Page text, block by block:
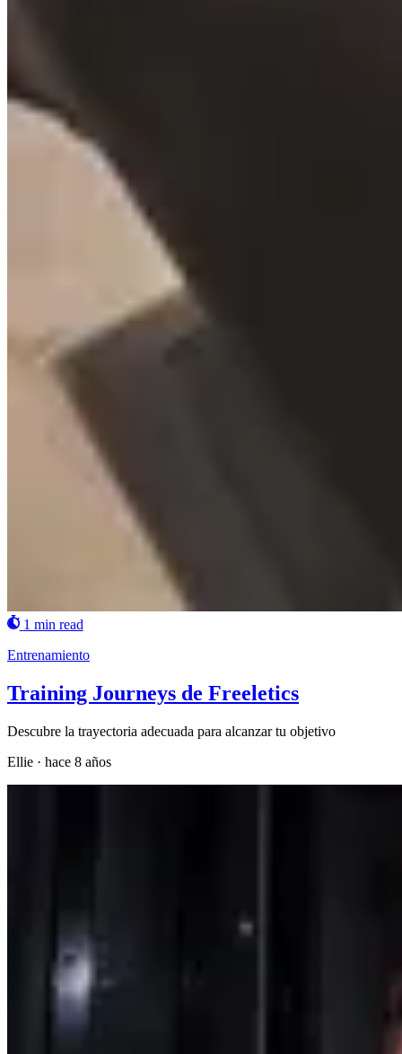
1 min read
Entrenamiento
Training Journeys de Freeletics
Descubre la trayectoria adecuada para alcanzar tu objetivo
Ellie · hace 8 años